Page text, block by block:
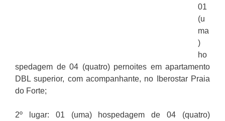
01
(u
ma
)
ho
spedagem de 04 (quatro) pernoites em apartamento
DBL superior, com acompanhante, no Iberostar Praia
do Forte;
2º lugar: 01 (uma) hospedagem de 04 (quatro)